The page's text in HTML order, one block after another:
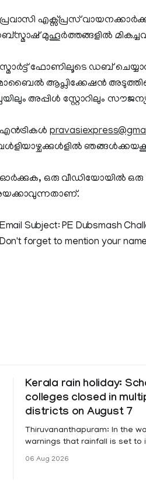
എക്സ്പ്രസ്
മുഹൂര്‍ത്തങ്ങളില്‍ മികച്ചവ
ഫോണിലൂടെ ഡബ്
ആപ്ലിക്കേഷന്‍
അപ്പിള്‍ സ്റ്റോറിലും
ഒരു വീഡിയോയില്‍ ഒരു
Subject: PE Dubsmash
forget to mention your
Kerala rain holiday:
colleges closed in
districts on August 7
Thiruvananthapuram: In the
warnings that rainfall is set to
Friday for educational
06 Aug 2026